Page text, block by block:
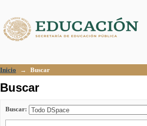
Inicio → Buscar
Buscar
Buscar: